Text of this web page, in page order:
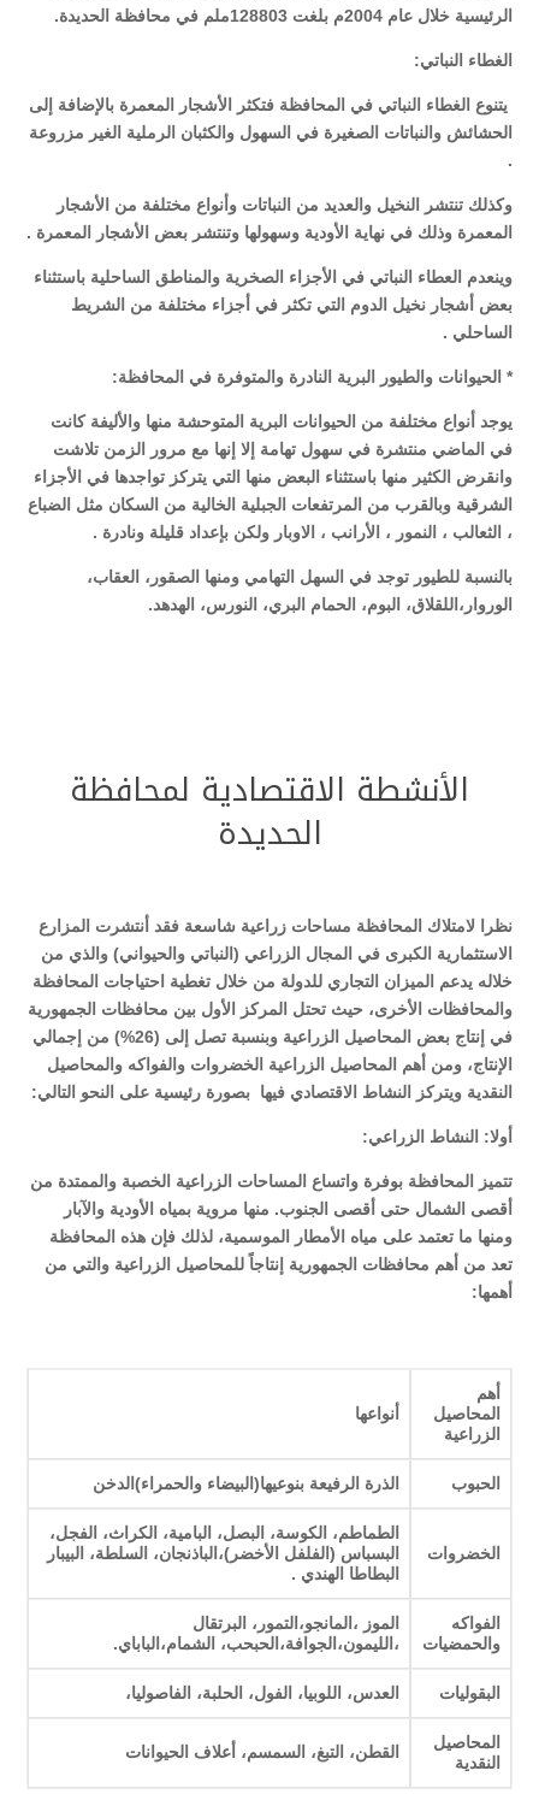
الرئيسية خلال عام 2004م بلغت 128803ملم في محافظة الحديدة.
الغطاء النباتي:
يتنوع الغطاء النباتي في المحافظة فتكثر الأشجار المعمرة بالإضافة إلى
الحشائش والنباتات الصغيرة في السهول والكثبان الرملية الغير مزروعة
.
وكذلك تنتشر النخيل والعديد من النباتات وأنواع مختلفة من الأشجار
المعمرة وذلك في نهاية الأودية وسهولها وتنتشر بعض الأشجار المعمرة .
وينعدم العطاء النباتي في الأجزاء الصخرية والمناطق الساحلية باستثناء
بعض أشجار نخيل الدوم التي تكثر في أجزاء مختلفة من الشريط
الساحلي .
* الحيوانات والطيور البرية النادرة والمتوفرة في المحافظة:
يوجد أنواع مختلفة من الحيوانات البرية المتوحشة منها والأليفة كانت
في الماضي منتشرة في سهول تهامة إلا إنها مع مرور الزمن تلاشت
وانقرض الكثير منها باستثناء البعض منها التي يتركز تواجدها في الأجزاء
الشرقية وبالقرب من المرتفعات الجبلية الخالية من السكان مثل الضباع
، الثعالب ، النمور ، الأرانب ، الاوبار ولكن بإعداد قليلة ونادرة .
بالنسبة للطيور توجد في السهل التهامي ومنها الصقور، العقاب،
الوروار،اللقلاق، البوم، الحمام البري، النورس، الهدهد.
الأنشطة الاقتصادية لمحافظة
الحديدة
نظرا لامتلاك المحافظة مساحات زراعية شاسعة فقد أنتشرت المزارع
الاستثمارية الكبرى في المجال الزراعي (النباتي والحيواني) والذي من
خلاله يدعم الميزان التجاري للدولة من خلال تغطية احتياجات المحافظة
والمحافظات الأخرى، حيث تحتل المركز الأول بين محافظات الجمهورية
في إنتاج بعض المحاصيل الزراعية وبنسبة تصل إلى (26%) من إجمالي
الإنتاج، ومن أهم المحاصيل الزراعية الخضروات والفواكه والمحاصيل
النقدية ويتركز النشاط الاقتصادي فيها بصورة رئيسية على النحو التالي:
أولا: النشاط الزراعي:
تتميز المحافظة بوفرة واتساع المساحات الزراعية الخصبة والممتدة من
أقصى الشمال حتى أقصى الجنوب. منها مروية بمياه الأودية والآبار
ومنها ما تعتمد على مياه الأمطار الموسمية، لذلك فإن هذه المحافظة
تعد من أهم محافظات الجمهورية إنتاجاً للمحاصيل الزراعية والتي من
أهمها:
أهم
المحاصيل
الزراعية
أنواعها
الحبوب الذرة الرفيعة بنوعيها(البيضاء والحمراء)الدخن
الخضروات
الطماطم، الكوسة، البصل، البامية، الكراث، الفجل،
البسباس (الفلفل الأخضر)،الباذنجان، السلطة، البيبار
البطاطا الهندي .
الفواكه
والحمضيات
الموز ،المانجو،التمور، البرتقال
،الليمون،الجوافة،الحبحب، الشمام،الباباي.
البقوليات العدس، اللوبيا، الفول، الحلبة، الفاصوليا،
المحاصيل
النقدية
القطن، التبغ، السمسم، أعلاف الحيوانات